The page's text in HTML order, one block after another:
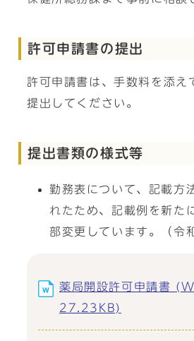
許可申請書の提出
許可申請書は、手数料を添え
提出してください。
提出書類の様式等
勤務表について、記載方
れたため、記載例を新た
部変更しています。（令
薬局開設許可申請書
27.23KB)